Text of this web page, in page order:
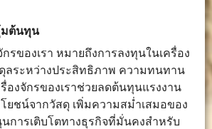
ณภาพของ
คมตัดขึ้นอยู่
ความคม
งเครื่องมือ
ตราการ
ป้อน
สามารถ
สร้างขอบที่
คมชัดและ
พื้นผิวที่
แม่นยำบน
ชิ้นส่วน
สามารถ
เรียบเนียน
บนวัสดุบาง
ที่เหมาะสม
ได้
ต้นทุน
กรของเรา หมายถึงการลงทุนในเครื่อง
ดุลระหว่างประสิทธิภาพ ความทนทาน
องจักรของเราช่วยลดต้นทุนแรงงาน
ยชน์จากวัสดุ เพิ่มความสม่ำเสมอของ
การเติบโตทางธุรกิจที่มั่นคงสำหรับ